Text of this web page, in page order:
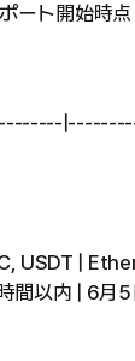
ート開始時点 |
USDT |
間以内 | 6月5